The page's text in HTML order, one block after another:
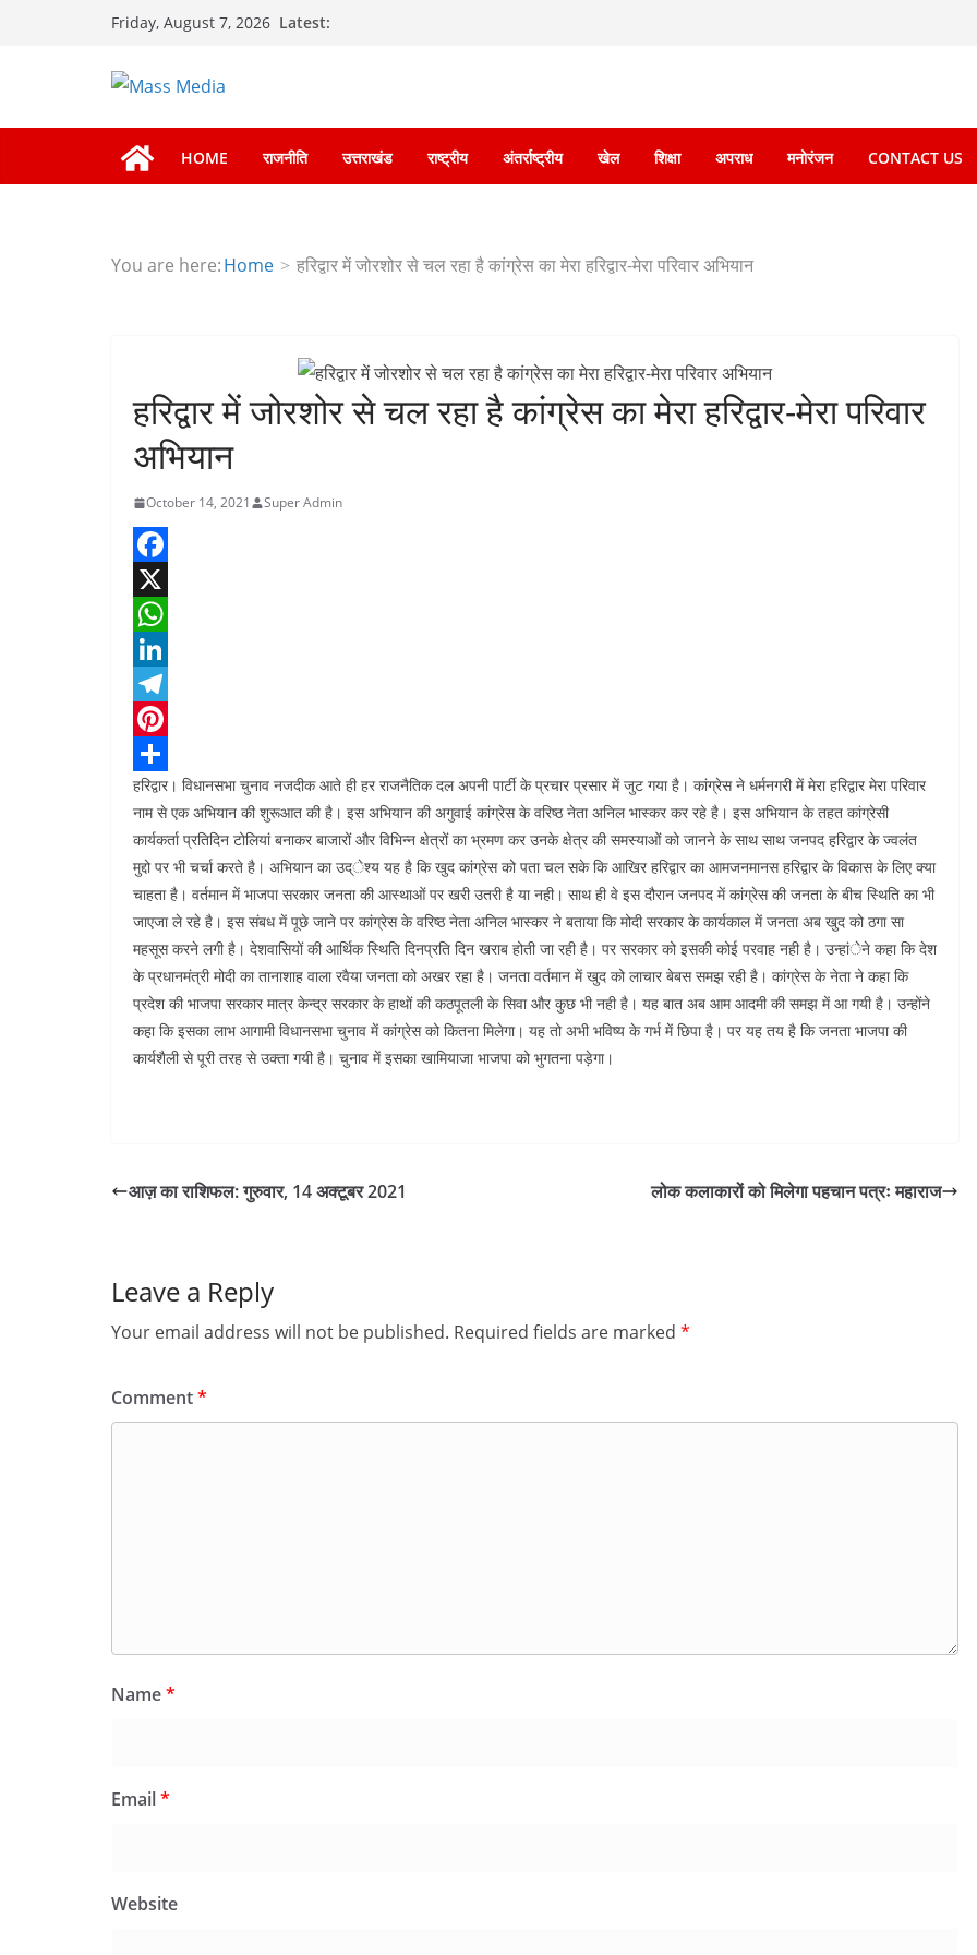
Friday, August 7, 2026 Latest:
HOME राजनीति उत्तराखंड राष्ट्रीय अंतर्राष्ट्रीय खेल शिक्षा अपराध मनोरंजन CONTACT US
You are here:Home हरिद्वार में जोरशोर से चल रहा है कांग्रेस का मेरा हरिद्वार-मेरा परिवार अभियान
हरिद्वार में जोरशोर से चल रहा है कांग्रेस का मेरा हरिद्वार-मेरा परिवार
अभियान
October 14, 2021 Super Admin
F
a
c
e
b
o
o
k
X
W
h
a
s
A
p
p
L
n
k
e
d
I
n
T
e
l
e
g
r
a
m
P
i
n
t
e
r
e
s
t
S
h
a
r
e
हरिद्वार। विधानसभा चुनाव नजदीक आते ही हर राजनैतिक दल अपनी पार्टी के प्रचार प्रसार में जुट गया है। कांग्रेस ने धर्मनगरी में मेरा हरिद्वार मेरा परिवार
नाम से एक अभियान की शुरूआत की है। इस अभियान की अगुवाई कांग्रेस के वरिष्ठ नेता अनिल भास्कर कर रहे है। इस अभियान के तहत कांग्रेसी
कार्यकर्ता प्रतिदिन टोलियां बनाकर बाजारों और विभिन्न क्षेत्रों का भ्रमण कर उनके क्षेत्र की समस्याओं को जानने के साथ साथ जनपद हरिद्वार के ज्वलंत
मुद्दो पर भी चर्चा करते है। अभियान का उद्ेश्य यह है कि खुद कांग्रेस को पता चल सके कि आखिर हरिद्वार का आमजनमानस हरिद्वार के विकास के लिए क्या
चाहता है। वर्तमान में भाजपा सरकार जनता की आस्थाओं पर खरी उतरी है या नही। साथ ही वे इस दौरान जनपद में कांग्रेस की जनता के बीच स्थिति का भी
जाएजा ले रहे है। इस संबध में पूछे जाने पर कांग्रेस के वरिष्ठ नेता अनिल भास्कर ने बताया कि मोदी सरकार के कार्यकाल में जनता अब खुद को ठगा सा
महसूस करने लगी है। देशवासियों की आर्थिक स्थिति दिनप्रति दिन खराब होती जा रही है। पर सरकार को इसकी कोई परवाह नही है। उन्हांेने कहा कि देश
के प्रधानमंत्री मोदी का तानाशाह वाला रवैया जनता को अखर रहा है। जनता वर्तमान में खुद को लाचार बेबस समझ रही है। कांग्रेस के नेता ने कहा कि
प्रदेश की भाजपा सरकार मात्र केन्द्र सरकार के हाथों की कठपूतली के सिवा और कुछ भी नही है। यह बात अब आम आदमी की समझ में आ गयी है। उन्होंने
कहा कि इसका लाभ आगामी विधानसभा चुनाव में कांग्रेस को कितना मिलेगा। यह तो अभी भविष्य के गर्भ में छिपा है। पर यह तय है कि जनता भाजपा की
कार्यशैली से पूरी तरह से उक्ता गयी है। चुनाव में इसका खामियाजा भाजपा को भुगतना पड़ेगा।
आज़ का राशिफल: गुरुवार, 14 अक्टूबर 2021 लोक कलाकारों को मिलेगा पहचान पत्रः महाराज
Leave a Reply
Your email address will not be published. Required fields are marked *
Comment*
Name*
Email*
Website